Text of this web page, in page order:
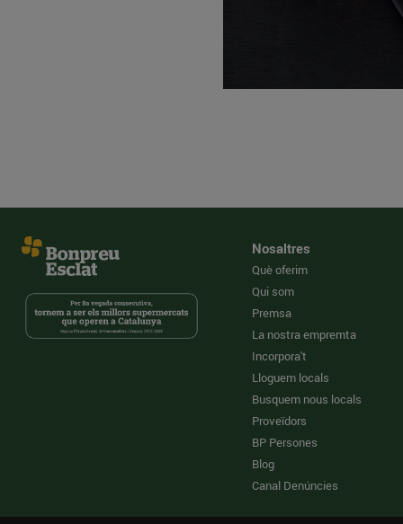
Nosaltres
Què oferim
Qui som
Premsa
La nostra empremta
Incorpora't
Lloguem locals
Busquem nous locals
Proveïdors
BP Persones
Blog
Canal Denúncies